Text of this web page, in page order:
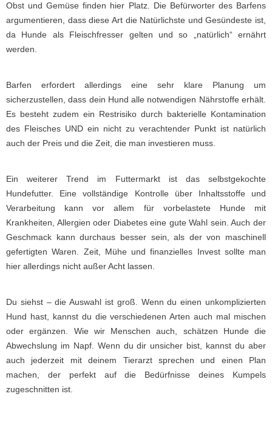
Obst und Gemüse finden hier Platz. Die Befürworter des Barfens
argumentieren, dass diese Art die Natürlichste und Gesündeste ist,
da Hunde als Fleischfresser gelten und so „natürlich“ ernährt
werden.
Barfen erfordert allerdings eine sehr klare Planung um
sicherzustellen, dass dein Hund alle notwendigen Nährstoffe erhält.
Es besteht zudem ein Restrisiko durch bakterielle Kontamination
des Fleisches UND ein nicht zu verachtender Punkt ist natürlich
auch der Preis und die Zeit, die man investieren muss.
Ein weiterer Trend im Futtermarkt ist das selbstgekochte
Hundefutter. Eine vollständige Kontrolle über Inhaltsstoffe und
Verarbeitung kann vor allem für vorbelastete Hunde mit
Krankheiten, Allergien oder Diabetes eine gute Wahl sein. Auch der
Geschmack kann durchaus besser sein, als der von maschinell
gefertigten Waren. Zeit, Mühe und finanzielles Invest sollte man
hier allerdings nicht außer Acht lassen.
Du siehst – die Auswahl ist groß. Wenn du einen unkomplizierten
Hund hast, kannst du die verschiedenen Arten auch mal mischen
oder ergänzen. Wie wir Menschen auch, schätzen Hunde die
Abwechslung im Napf. Wenn du dir unsicher bist, kannst du aber
auch jederzeit mit deinem Tierarzt sprechen und einen Plan
machen, der perfekt auf die Bedürfnisse deines Kumpels
zugeschnitten ist.